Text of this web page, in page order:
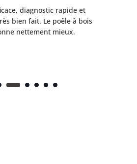
diagnostic rapide et
bien fait. Le poêle à bois
nettement mieux.